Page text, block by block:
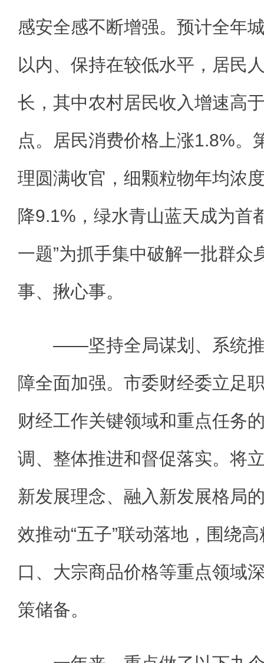
感安全感不断增强。预计全年
以内、保持在较低水平，居民
长，其中农村居民收入增速高
点。居民消费价格上涨1.8%。
理圆满收官，细颗粒物年均浓
降9.1%，绿水青山蓝天成为首
一题”为抓手集中破解一批群众
事、揪心事。
——坚持全局谋划、系统推
障全面加强。市委财经委立足
财经工作关键领域和重点任务
调、整体推进和督促落实。将
新发展理念、融入新发展格局
效推动“五子”联动落地，围绕
口、大宗商品价格等重点领域
策储备。